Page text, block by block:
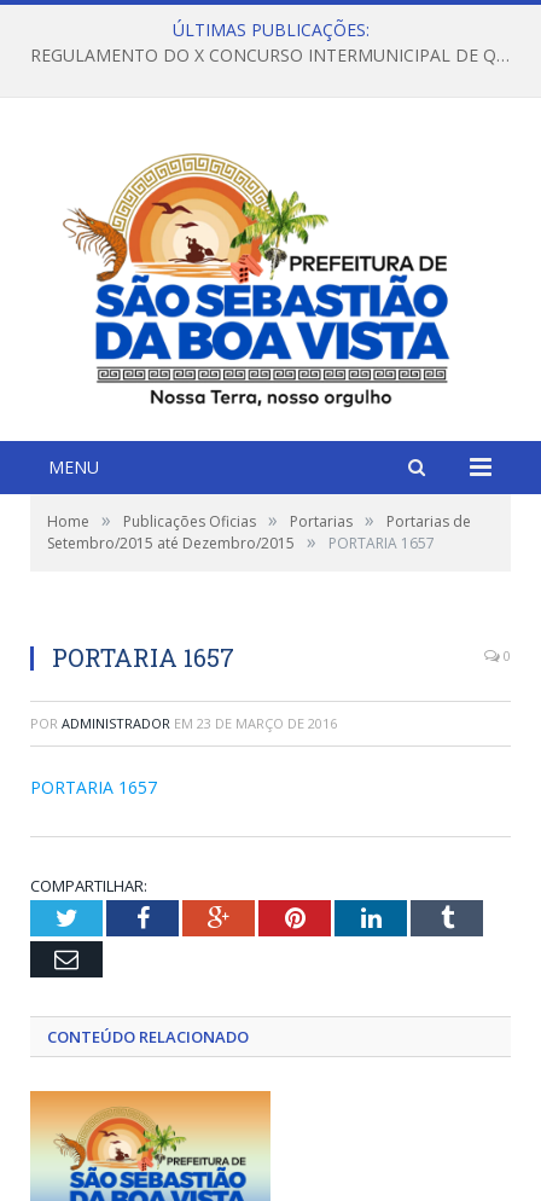
ÚLTIMAS PUBLICAÇÕES:
REGULAMENTO DO X CONCURSO INTERMUNICIPAL DE QUADRILHAS JUNINAS – 2026 – ARRAIÁ DA VENEZA
MENU
Home » Publicações Oficias » Portarias »
Portarias de
Setembro/2015 até Dezembro/2015
» PORTARIA 1657
PORTARIA 1657 0
POR ADMINISTRADOR EM 23 DE MARÇO DE 2016
PORTARIA 1657
COMPARTILHAR:
TwitterFacebookGoogle+PinterestLinkedInTumblr
Email
CONTEÚDO RELACIONADO